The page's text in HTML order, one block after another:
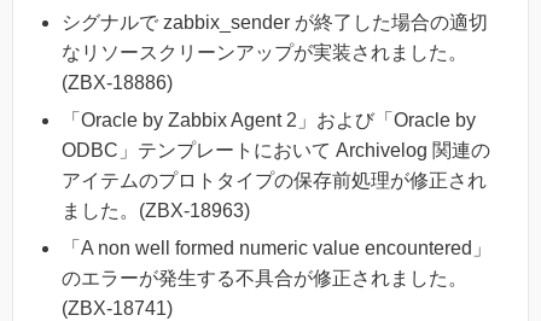
シグナルで zabbix_sender が終了した場合の適切
なリソースクリーンアップが実装されました。
(ZBX-18886)
「Oracle by Zabbix Agent 2」および「Oracle by
ODBC」テンプレートにおいて Archivelog 関連の
アイテムのプロトタイプの保存前処理が修正され
ました。(ZBX-18963)
「A non well formed numeric value encountered」
のエラーが発生する不具合が修正されました。
(ZBX-18741)